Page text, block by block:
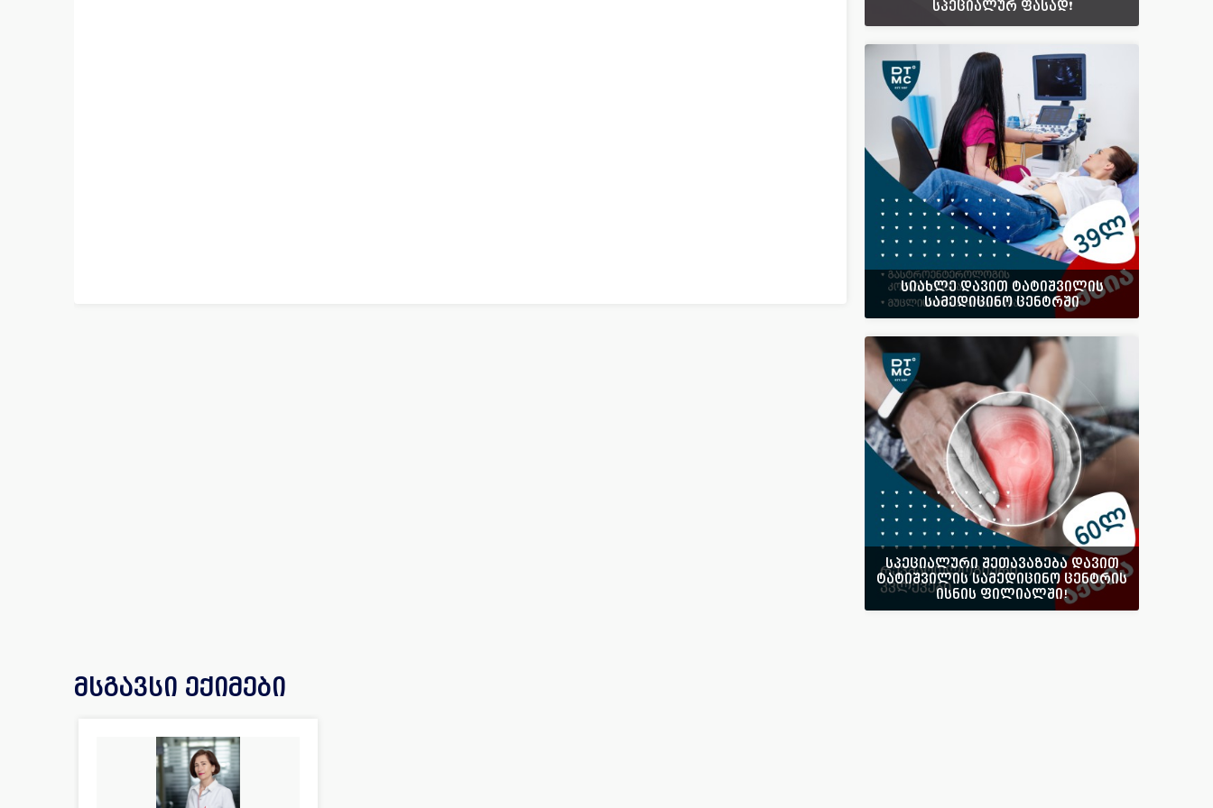
სპეციალურ ფასად❗️
სიახლე დავით ტატიშვილის
სამედიცინო ცენტრში
სპეციალური შეთავაზება დავით
ტატიშვილის სამედიცინო ცენტრის
ისნის ფილიალში!
მსგავსი ექიმები